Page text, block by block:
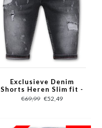
Exclusieve Denim
Shorts Heren Slim fit ​-
1039 - Grijs
€69,99 €52,49